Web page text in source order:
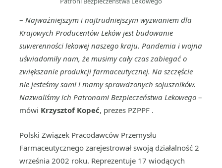
– Najważniejszym i najtrudniejszym wyzwaniem dla
Krajowych Producentów Leków jest budowanie
suwerenności lekowej naszego kraju. Pandemia i wojna
uświadomiły nam, że musimy cały czas zabiegać o
zwiększanie produkcji farmaceutycznej. Na szczęście
nie jesteśmy sami i mamy sprawdzonych sojuszników.
Nazwaliśmy ich Patronami Bezpieczeństwa Lekowego –
mówi Krzysztof Kopeć, prezes PZPPF .
Polski Związek Pracodawców Przemysłu
Farmaceutycznego zarejestrował swoją działalność 2
września 2002 roku. Reprezentuje 17 wiodących